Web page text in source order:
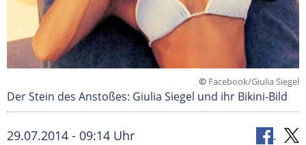
© Facebook/Giulia Siegel
Der Stein des Anstoßes: Giulia Siegel und ihr Bikini-Bild
29.07.2014 - 09:14 Uhr